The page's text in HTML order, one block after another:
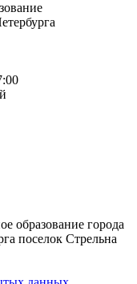
образование города
поселок Стрельна